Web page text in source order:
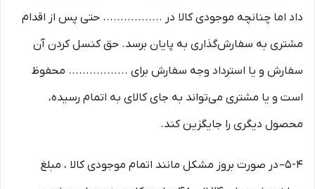
داد اما چنانچه موجودی کالا در ................. حتی پس از اقدام
مشتری به سفارش‌‏گذاری به پایان برسد. حق کنسل کردن آن
سفارش و یا استرداد وجه سفارش برای ................. محفوظ
است و یا مشتری می‏‌تواند به جای کالای به اتمام رسیده،
محصول دیگری را جایگزین کند.
5-۴– در صورت بروز مشکل مانند اتمام موجودی کالا ، مبلغ